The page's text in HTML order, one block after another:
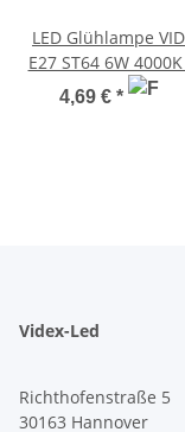
LED Glühlampe
E27 ST64 6W 4000K
DIMMBAR
4,69 € *
Videx-Led
Richthofenstraße 5
30163 Hannover